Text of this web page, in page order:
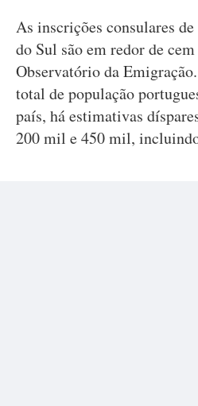
As inscrições consulares
do Sul são em redor de
Observatório da
total de população
país, há estimativas
200 mil e 450 mil,